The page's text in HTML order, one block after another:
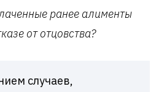
ранее алименты
от отцовства?
случаев,